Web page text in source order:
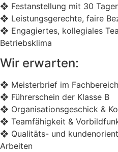
❖ Festanstellung mit 30
❖ Leistungsgerechte, faire
❖ Engagiertes, kollegiales
Betriebsklima
Wir erwarten:
❖ Meisterbrief im
❖ Führerschein der Klasse B
❖ Organisationsgeschick &
❖ Teamfähigkeit &
❖ Qualitäts- und
Arbeiten